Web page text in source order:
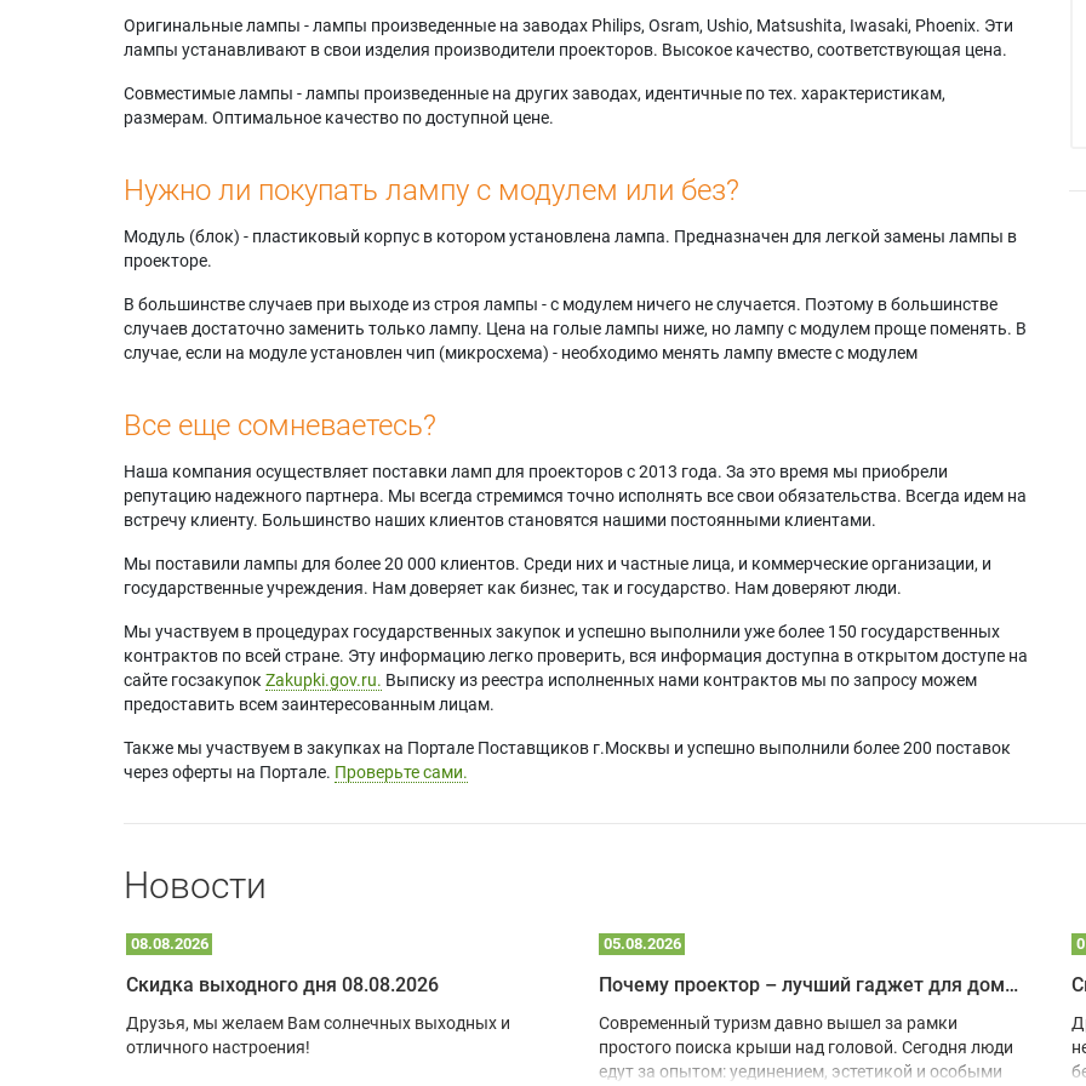
Оригинальные лампы - лампы произведенные на заводах Philips, Osram, Ushio, Matsushita, Iwasaki, Phoenix. Эти
лампы устанавливают в свои изделия производители проекторов. Высокое качество, соответствующая цена.
Совместимые лампы - лампы произведенные на других заводах, идентичные по тех. характеристикам,
размерам. Оптимальное качество по доступной цене.
Нужно ли покупать лампу с модулем или без?
Модуль (блок) - пластиковый корпус в котором установлена лампа. Предназначен для легкой замены лампы в
проекторе.
В большинстве случаев при выходе из строя лампы - с модулем ничего не случается. Поэтому в большинстве
случаев достаточно заменить только лампу. Цена на голые лампы ниже, но лампу с модулем проще поменять. В
случае, если на модуле установлен чип (микросхема) - необходимо менять лампу вместе с модулем
Все еще сомневаетесь?
Наша компания осуществляет поставки ламп для проекторов с 2013 года. За это время мы приобрели
репутацию надежного партнера. Мы всегда стремимся точно исполнять все свои обязательства. Всегда идем на
встречу клиенту. Большинство наших клиентов становятся нашими постоянными клиентами.
Мы поставили лампы для более 20 000 клиентов. Среди них и частные лица, и коммерческие организации, и
государственные учреждения. Нам доверяет как бизнес, так и государство. Нам доверяют люди.
Мы участвуем в процедурах государственных закупок и успешно выполнили уже более 150 государственных
контрактов по всей стране. Эту информацию легко проверить, вся информация доступна в открытом доступе на
сайте госзакупок Zakupki.gov.ru. Выписку из реестра исполненных нами контрактов мы по запросу можем
предоставить всем заинтересованным лицам.
Также мы участвуем в закупках на Портале Поставщиков г.Москвы и успешно выполнили более 200 поставок
через оферты на Портале. Проверьте сами.
Новости
08.08.2026
Скидка выходного дня 08.08.2026
Друзья, мы желаем Вам солнечных выходных и
отличного настроения!
05.08.2026
Почему проектор – лучший гаджет для домика в глэмпинге
Современный туризм давно вышел за рамки
простого поиска крыши над головой. Сегодня люди
едут за опытом: уединением, эстетикой и особыми